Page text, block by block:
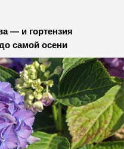
— и гортензия
самой осени